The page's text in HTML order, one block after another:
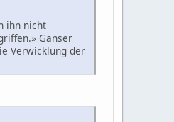
ihn nicht
Ganser
Verwicklung der